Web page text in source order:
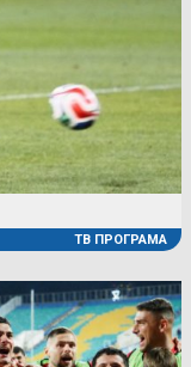
ТВ ПРОГРАМА